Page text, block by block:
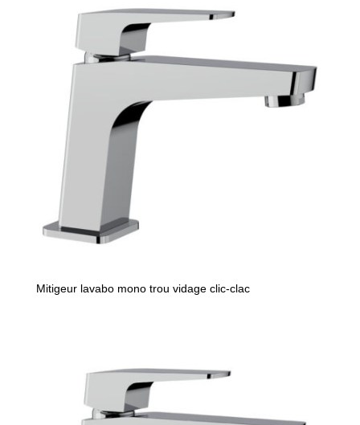
Mitigeur lavabo mono trou vidage clic-clac